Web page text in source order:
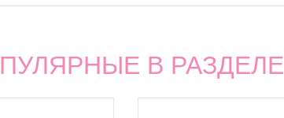
В РАЗДЕЛЕ